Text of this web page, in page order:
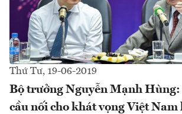
Thứ Tư, 19-06-2019
Bộ trưởng Nguyễn Mạnh Hùng:
cầu nối cho khát vọng Việt Nam